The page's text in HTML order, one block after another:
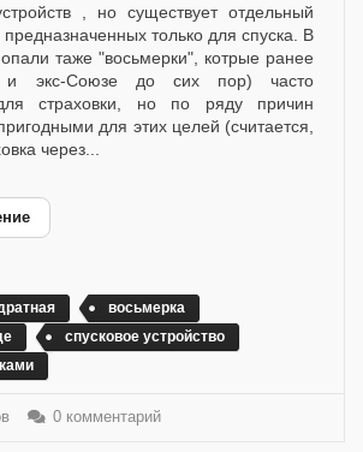
, но существует отдельный
предназначенных только для спуска. В
таже "восьмерки", котрые ранее
экс-Союзе до сих пор) часто
страховки, но по ряду причин
для этих целей (считается,
через...
восьмерка
спусковое устройство
0 комментарий